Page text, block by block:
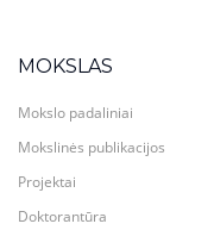
MOKSLAS
Mokslo padaliniai
Mokslinės publikacijos
Projektai
Doktorantūra